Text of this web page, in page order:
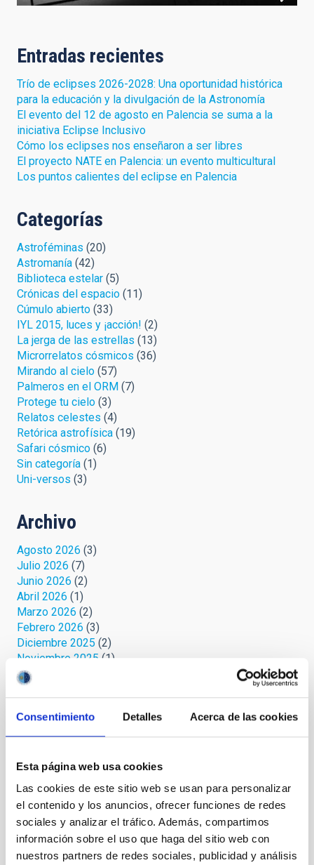
Consentimiento Detalles Acerca de las cookies
Esta página web usa cookies
Las cookies de este sitio web se usan para personalizar
el contenido y los anuncios, ofrecer funciones de redes
sociales y analizar el tráfico. Además, compartimos
información sobre el uso que haga del sitio web con
nuestros partners de redes sociales, publicidad y análisis
Entradas recientes
Trío de eclipses 2026-2028: Una oportunidad histórica
para la educación y la divulgación de la Astronomía
El evento del 12 de agosto en Palencia se suma a la
iniciativa Eclipse Inclusivo
Cómo los eclipses nos enseñaron a ser libres
El proyecto NATE en Palencia: un evento multicultural
Los puntos calientes del eclipse en Palencia
Categorías
Astroféminas (20)
Astromanía (42)
Biblioteca estelar (5)
Crónicas del espacio (11)
Cúmulo abierto (33)
IYL 2015, luces y ¡acción! (2)
La jerga de las estrellas (13)
Microrrelatos cósmicos (36)
Mirando al cielo (57)
Palmeros en el ORM (7)
Protege tu cielo (3)
Relatos celestes (4)
Retórica astrofísica (19)
Safari cósmico (6)
Sin categoría (1)
Uni-versos (3)
Archivo
Agosto 2026 (3)
Julio 2026 (7)
Junio 2026 (2)
Abril 2026 (1)
Marzo 2026 (2)
Febrero 2026 (3)
Diciembre 2025 (2)
Noviembre 2025 (1)
Octubre 2025
Septiembre 2025
Julio 2025(1)
Junio 2025(1)
Marzo 2025(2)
Febrero 2025(1)
Septiembre 2024 (1)
Agosto 2024(3)
Julio 2024(3)
Junio 2024(2)